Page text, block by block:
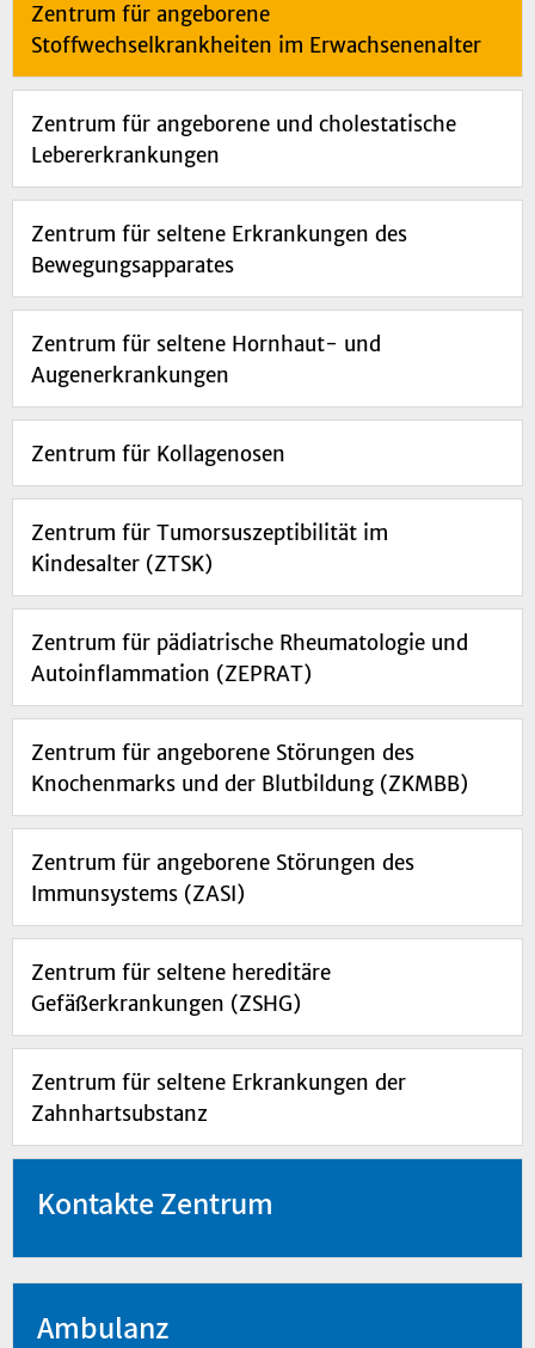
Zentrum für angeborene
Stoffwechselkrankheiten im Erwachsenenalter
Zentrum für angeborene und cholestatische
Lebererkrankungen
Zentrum für seltene Erkrankungen des
Bewegungsapparates
Zentrum für seltene Hornhaut- und
Augenerkrankungen
Zentrum für Kollagenosen
Zentrum für Tumorsuszeptibilität im
Kindesalter (ZTSK)
Zentrum für pädiatrische Rheumatologie und
Autoinflammation (ZEPRAT)
Zentrum für angeborene Störungen des
Knochenmarks und der Blutbildung (ZKMBB)
Zentrum für angeborene Störungen des
Immunsystems (ZASI)
Zentrum für seltene hereditäre
Gefäßerkrankungen (ZSHG)
Zentrum für seltene Erkrankungen der
Zahnhartsubstanz
Kontakte Zentrum
Ambulanz